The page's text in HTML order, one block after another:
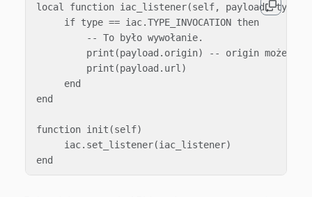
local function iac_listener(self, payload, type)
     if type == iac.TYPE_INVOCATION then
         -- To było wywołanie.
print(payload.origin) -- origin może
         print(payload.url)
     end
end
function init(self)
     iac.set_listener(iac_listener)